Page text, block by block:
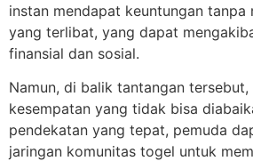
instan mendapat keuntungan tanpa
yang terlibat, yang dapat
finansial dan sosial.
Namun, di balik tantangan
kesempatan yang tidak bisa
pendekatan yang tepat, pemuda
jaringan komunitas togel untuk